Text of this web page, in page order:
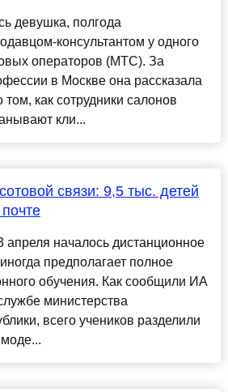
девушка, полгода
консультантом у одного
операторов (МТС). За
в Москве она рассказала
как сотрудники салонов
кли...
связи: 9,5 тыс. детей
апреля началось дистанционное
предполагает полное
обучения. Как сообщили ИА
министерства
всего учеников разделили